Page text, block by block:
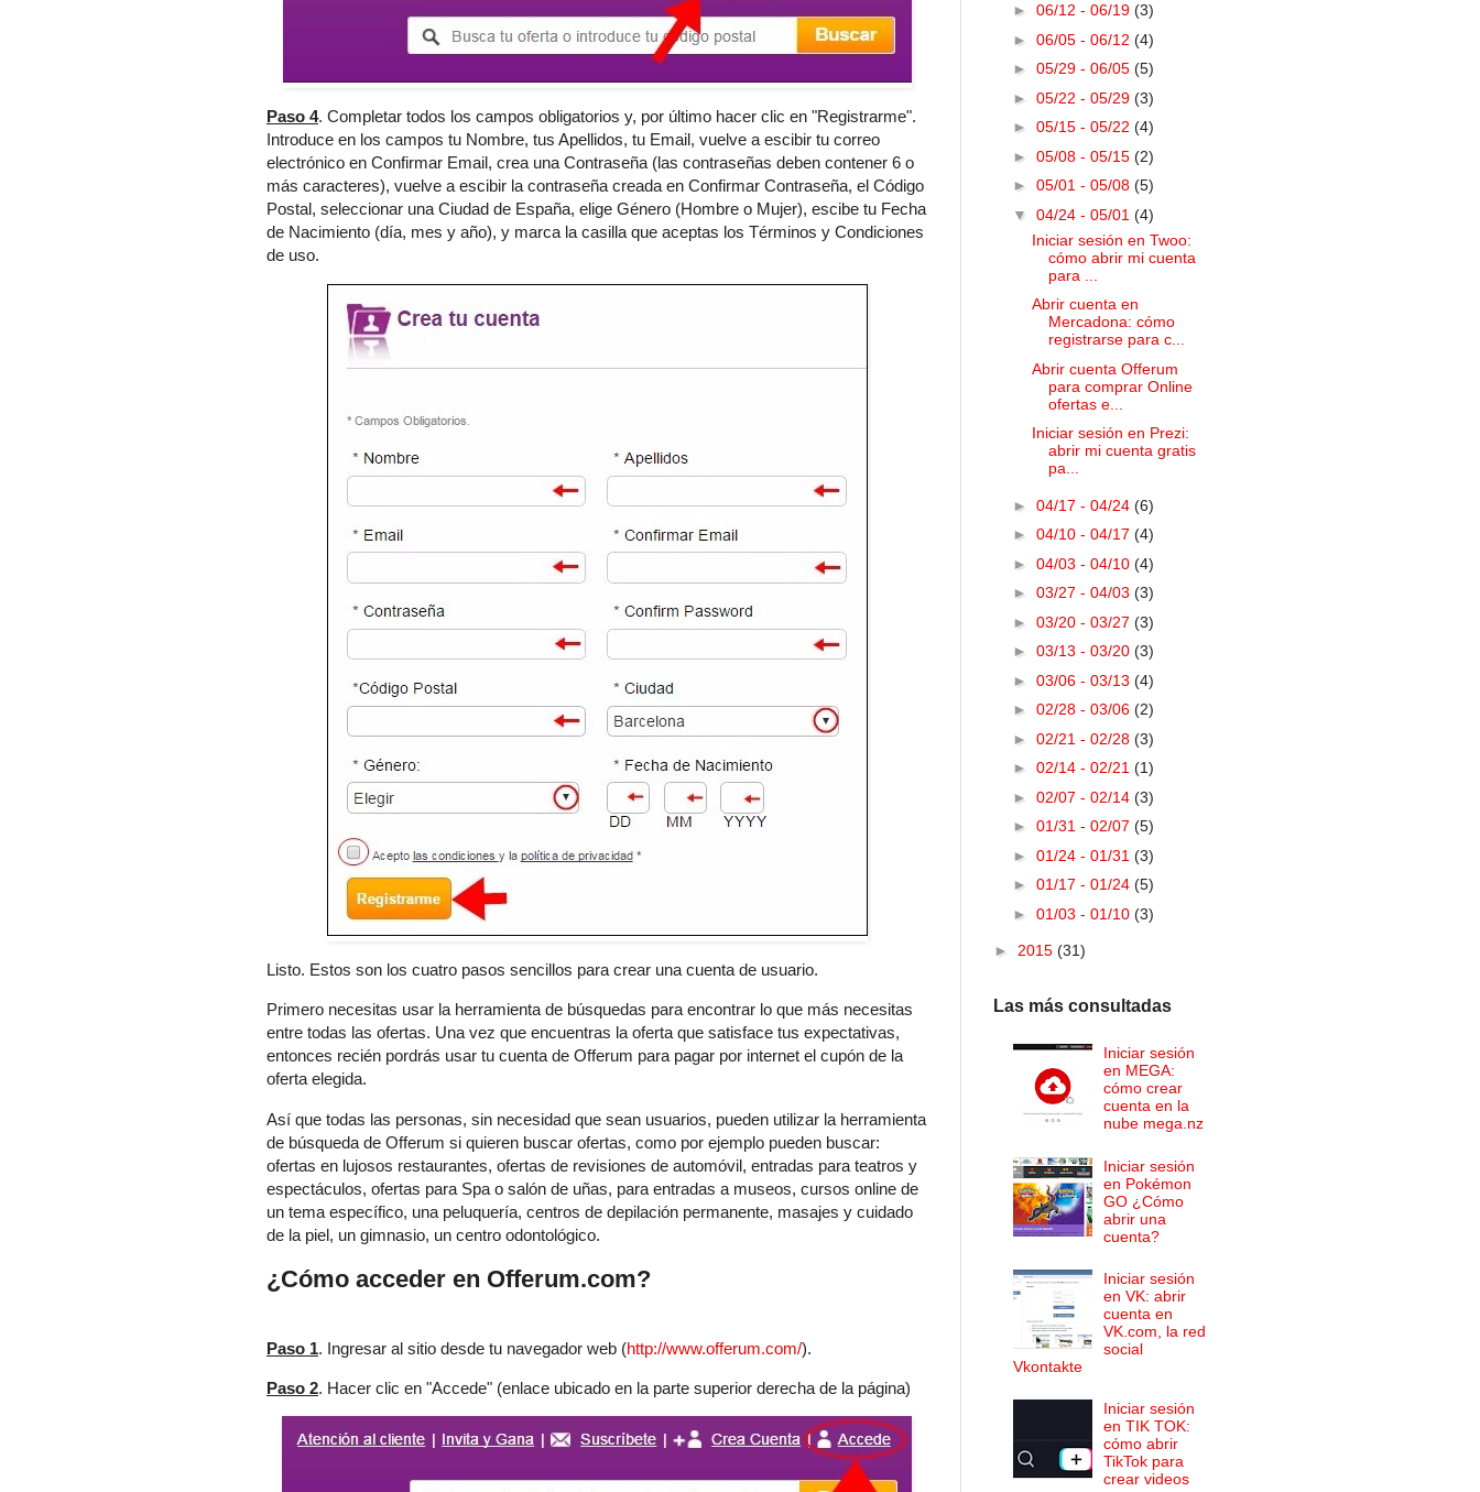
Paso 4. Completar todos los campos obligatorios y, por último hacer clic en "Registrarme".
Introduce en los campos tu Nombre, tus Apellidos, tu Email, vuelve a escibir tu correo
electrónico en Confirmar Email, crea una Contraseña (las contraseñas deben contener 6 o
más caracteres), vuelve a escibir la contraseña creada en Confirmar Contraseña, el Código
Postal, seleccionar una Ciudad de España, elige Género (Hombre o Mujer), escibe tu Fecha
de Nacimiento (día, mes y año), y marca la casilla que aceptas los Términos y Condiciones
de uso.
Listo. Estos son los cuatro pasos sencillos para crear una cuenta de usuario.
Primero necesitas usar la herramienta de búsquedas para encontrar lo que más necesitas
entre todas las ofertas. Una vez que encuentras la oferta que satisface tus expectativas,
entonces recién pordrás usar tu cuenta de Offerum para pagar por internet el cupón de la
oferta elegida.
Así que todas las personas, sin necesidad que sean usuarios, pueden utilizar la herramienta
de búsqueda de Offerum si quieren buscar ofertas, como por ejemplo pueden buscar:
ofertas en lujosos restaurantes, ofertas de revisiones de automóvil, entradas para teatros y
espectáculos, ofertas para Spa o salón de uñas, para entradas a museos, cursos online de
un tema específico, una peluquería, centros de depilación permanente, masajes y cuidado
de la piel, un gimnasio, un centro odontológico.
¿Cómo acceder en Offerum.com?
Paso 1. Ingresar al sitio desde tu navegador web (http://www.offerum.com/).
Paso 2. Hacer clic en "Accede" (enlace ubicado en la parte superior derecha de la página)
► 06/12 - 06/19 (3)
► 06/05 - 06/12 (4)
► 05/29 - 06/05 (5)
► 05/22 - 05/29 (3)
► 05/15 - 05/22 (4)
► 05/08 - 05/15 (2)
► 05/01 - 05/08 (5)
▼ 04/24 - 05/01 (4)
Iniciar sesión en Twoo:
cómo abrir mi cuenta
para ...
Abrir cuenta en
Mercadona: cómo
registrarse para c...
Abrir cuenta Offerum
para comprar Online
ofertas e...
Iniciar sesión en Prezi:
abrir mi cuenta gratis
pa...
► 04/17 - 04/24 (6)
► 04/10 - 04/17 (4)
► 04/03 - 04/10 (4)
► 03/27 - 04/03 (3)
► 03/20 - 03/27 (3)
► 03/13 - 03/20 (3)
► 03/06 - 03/13 (4)
► 02/28 - 03/06 (2)
► 02/21 - 02/28 (3)
► 02/14 - 02/21 (1)
► 02/07 - 02/14 (3)
► 01/31 - 02/07 (5)
► 01/24 - 01/31 (3)
► 01/17 - 01/24 (5)
► 01/03 - 01/10 (3)
► 2015 (31)
Las más consultadas
Iniciar sesión
en MEGA:
cómo crear
cuenta en la
nube mega.nz
Iniciar sesión
en Pokémon
GO ¿Cómo
abrir una
cuenta?
Iniciar sesión
en VK: abrir
cuenta en
VK.com, la red
social
Vkontakte
Iniciar sesión
en TIK TOK:
cómo abrir
TikTok para
crear videos